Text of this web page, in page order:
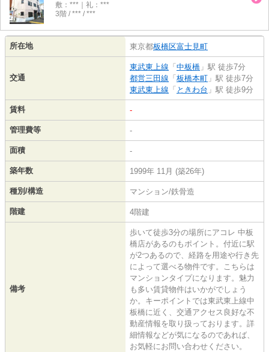
敷：***｜礼：***
3階 / *** / ***
所在地 東京都板橋区富士見町
交通
東武東上線 「 中板橋 」駅 徒歩7分
都営三田線 「 板橋本町 」駅 徒歩7分
東武東上線 「 ときわ台 」駅 徒歩9分
賃料 -
管理費等 -
面積 -
築年数 1999年 11月 (築26年)
種別/構造 マンション/鉄骨造
階建 4階建
備考
歩いて徒歩3分の場所にアコレ 中板
橋店があるのもポイント。付近に駅
が2つあるので、経路を用途や行き先
によって選べる物件です。こちらは
マンションタイプになります。魅力
も多い賃貸物件はいかがでしょう
か。キーポイントでは東武東上線中
板橋に近く、交通アクセス良好な不
動産情報を取り扱っております。詳
細情報などが気になるのであれば、
お気軽にお問い合わせください。